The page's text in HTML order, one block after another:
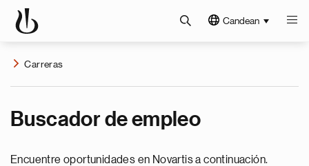
Candean
Carreras
Buscador de empleo
Encuentre oportunidades en Novartis a continuación.